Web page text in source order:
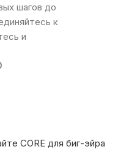
шагов до
к
и
CORE для биг-эйра